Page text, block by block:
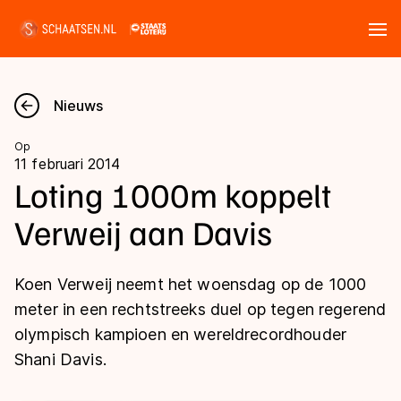
Nieuws
Kalender
Disciplines
Langebaan
Shorttrack
Inlineskaten
Uitslagen
Langebaan
Shorttrack
Tijden & historie
Nieuws
Op
11 februari 2014
Loting 1000m koppelt
Verweij aan Davis
Koen Verweij neemt het woensdag op de 1000
meter in een rechtstreeks duel op tegen regerend
olympisch kampioen en wereldrecordhouder
Shani Davis.